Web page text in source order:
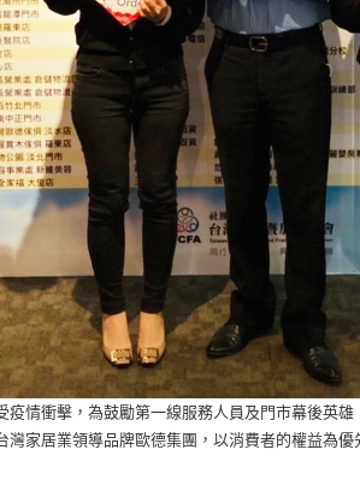
疫情衝擊，為鼓勵第一線服務人員及門市幕後英
灣家居業領導品牌歐德集團，以消費者的權益為